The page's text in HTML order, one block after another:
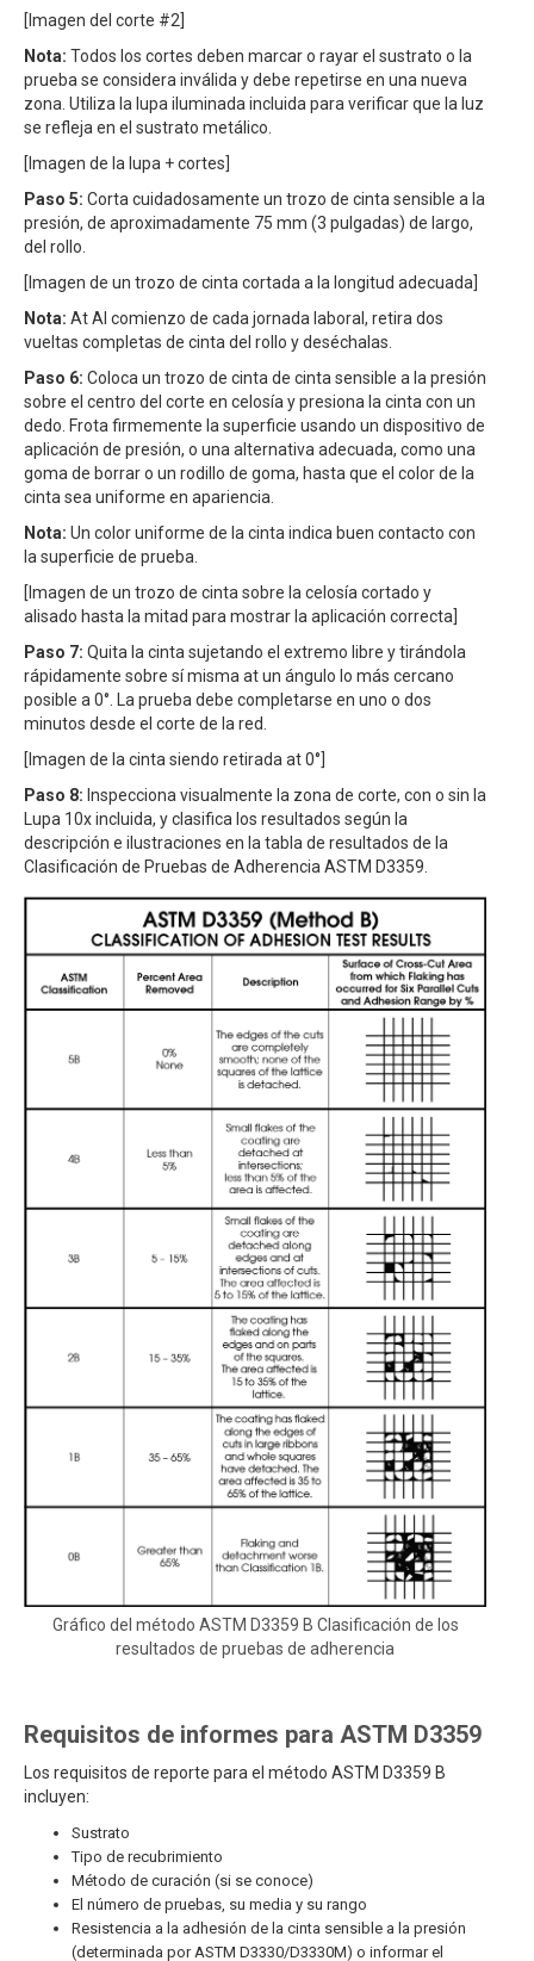
[Imagen del corte #2]
Nota: Todos los cortes deben marcar o rayar el sustrato o la
prueba se considera inválida y debe repetirse en una nueva
zona. Utiliza la lupa iluminada incluida para verificar que la luz
se refleja en el sustrato metálico.
[Imagen de la lupa + cortes]
Paso 5: Corta cuidadosamente un trozo de cinta sensible a la
presión, de aproximadamente 75 mm (3 pulgadas) de largo,
del rollo.
[Imagen de un trozo de cinta cortada a la longitud adecuada]
Nota: At Al comienzo de cada jornada laboral, retira dos
vueltas completas de cinta del rollo y deséchalas.
Paso 6: Coloca un trozo de cinta de cinta sensible a la presión
sobre el centro del corte en celosía y presiona la cinta con un
dedo. Frota firmemente la superficie usando un dispositivo de
aplicación de presión, o una alternativa adecuada, como una
goma de borrar o un rodillo de goma, hasta que el color de la
cinta sea uniforme en apariencia.
Nota: Un color uniforme de la cinta indica buen contacto con
la superficie de prueba.
[Imagen de un trozo de cinta sobre la celosía cortado y
alisado hasta la mitad para mostrar la aplicación correcta]
Paso 7: Quita la cinta sujetando el extremo libre y tirándola
rápidamente sobre sí misma at un ángulo lo más cercano
posible a 0°. La prueba debe completarse en uno o dos
minutos desde el corte de la red.
[Imagen de la cinta siendo retirada at 0°]
Paso 8: Inspecciona visualmente la zona de corte, con o sin la
Lupa 10x incluida, y clasifica los resultados según la
descripción e ilustraciones en la tabla de resultados de la
Clasificación de Pruebas de Adherencia ASTM D3359.
Gráfico del método ASTM D3359 B Clasificación de los
resultados de pruebas de adherencia
Requisitos de informes para ASTM D3359
Los requisitos de reporte para el método ASTM D3359 B
incluyen:
Sustrato
Tipo de recubrimiento
Método de curación (si se conoce)
El número de pruebas, su media y su rango
Resistencia a la adhesión de la cinta sensible a la presión
(determinada por ASTM D3330/D3330M) o informar el